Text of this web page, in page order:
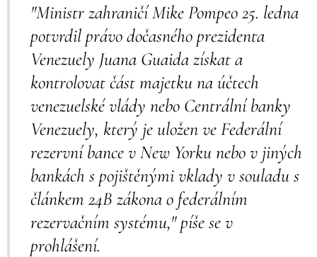
"Ministr zahraničí Mike Pompeo 25. ledna
potvrdil právo dočasného prezidenta
Venezuely Juana Guaida získat a
kontrolovat část majetku na účtech
venezuelské vlády nebo Centrální banky
Venezuely, který je uložen ve Federální
rezervní bance v New Yorku nebo v jiných
bankách s pojištěnými vklady v souladu s
článkem 24B zákona o federálním
rezervačním systému," píše se v
prohlášení.